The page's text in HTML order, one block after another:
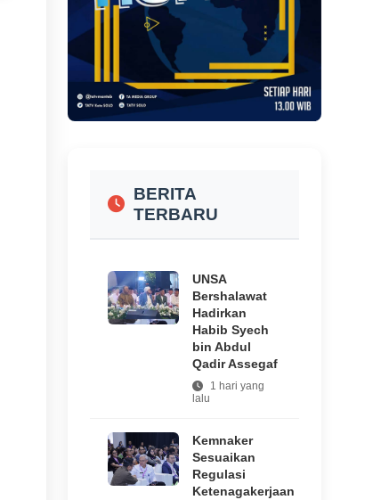
BERITA
TERBARU
UNSA
Bershalawat
Hadirkan
Habib Syech
bin Abdul
Qadir Assegaf
1 hari yang
lalu
Kemnaker
Sesuaikan
Regulasi
Ketenagakerjaan